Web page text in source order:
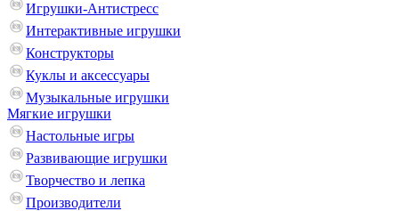
Игрушки-Антистресс
Интерактивные игрушки
Конструкторы
Куклы и аксессуары
Музыкальные игрушки
Мягкие игрушки
Настольные игры
Развивающие игрушки
Творчество и лепка
Производители